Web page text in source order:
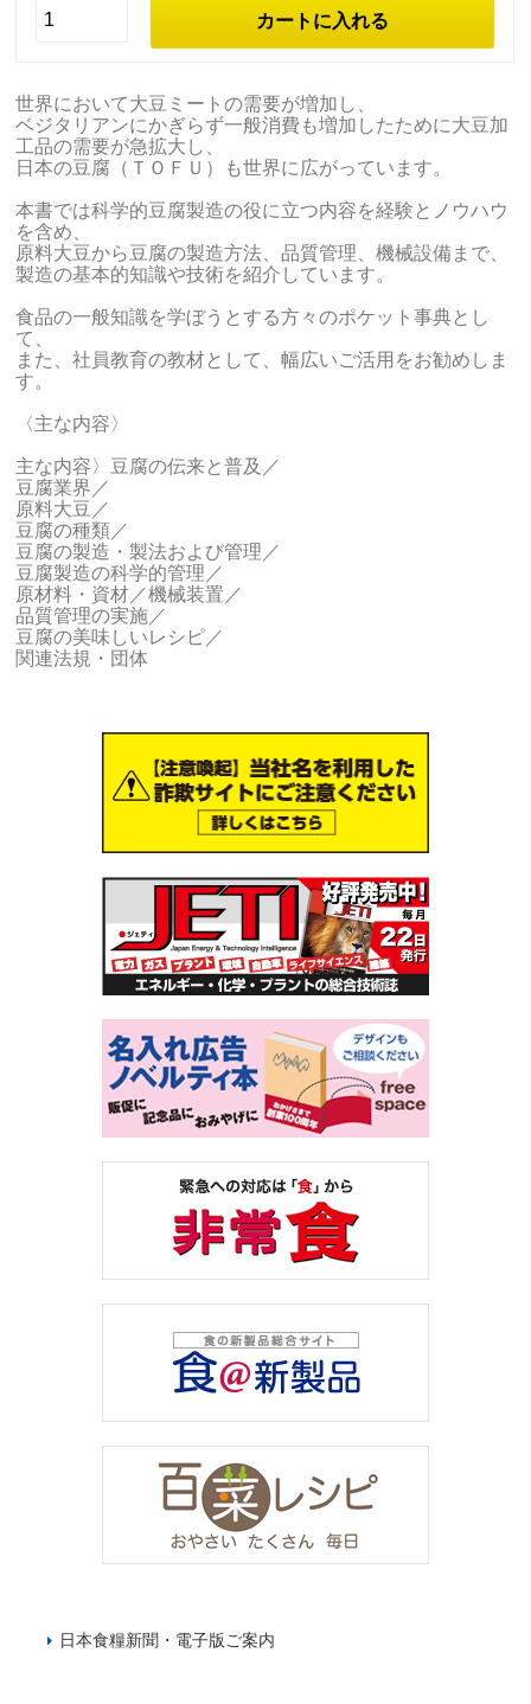
世界において大豆ミートの需要が増加し、
ベジタリアンにかぎらず一般消費も増加したために大豆加
工品の需要が急拡大し、
日本の豆腐（ＴＯＦＵ）も世界に広がっています。
本書では科学的豆腐製造の役に立つ内容を経験とノウハウ
を含め、
原料大豆から豆腐の製造方法、品質管理、機械設備まで、
製造の基本的知識や技術を紹介しています。
食品の一般知識を学ぼうとする方々のポケット事典とし
て、
また、社員教育の教材として、幅広いご活用をお勧めしま
す。
〈主な内容〉
主な内容〉豆腐の伝来と普及／
豆腐業界／
原料大豆／
豆腐の種類／
豆腐の製造・製法および管理／
豆腐製造の科学的管理／
原材料・資材／機械装置／
品質管理の実施／
豆腐の美味しいレシピ／
関連法規・団体
日本食糧新聞・電子版ご案内